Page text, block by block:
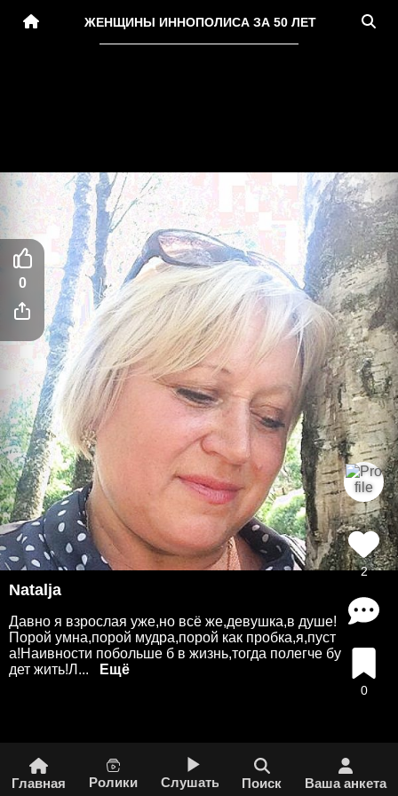
ЖЕНЩИНЫ ИННОПОЛИСА ЗА 50 ЛЕТ
Natalja
Давно я взрослая уже,но всё же,девушка,в душе!
Порой умна,порой мудра,порой как пробка,я,пуст
а!Наивности побольше б в жизнь,тогда полегче бу
дет жить!Л...
2
0
Главная Ролики Слушать Поиск Ваша анкета
0